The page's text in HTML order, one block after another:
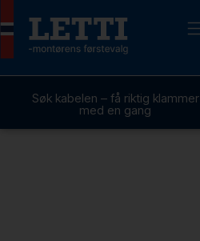
Søk kabelen – få riktig klammer
med en gang